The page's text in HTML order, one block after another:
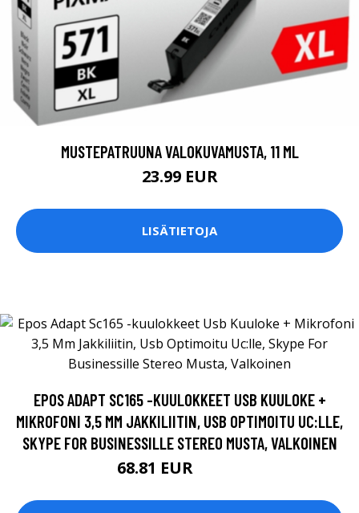
MUSTEPATRUUNA VALOKUVAMUSTA, 11 ML
23.99 EUR
LISÄTIETOJA
EPOS ADAPT SC165 -KUULOKKEET USB KUULOKE +
MIKROFONI 3,5 MM JAKKILIITIN, USB OPTIMOITU UC:LLE,
SKYPE FOR BUSINESSILLE STEREO MUSTA, VALKOINEN
68.81 EUR